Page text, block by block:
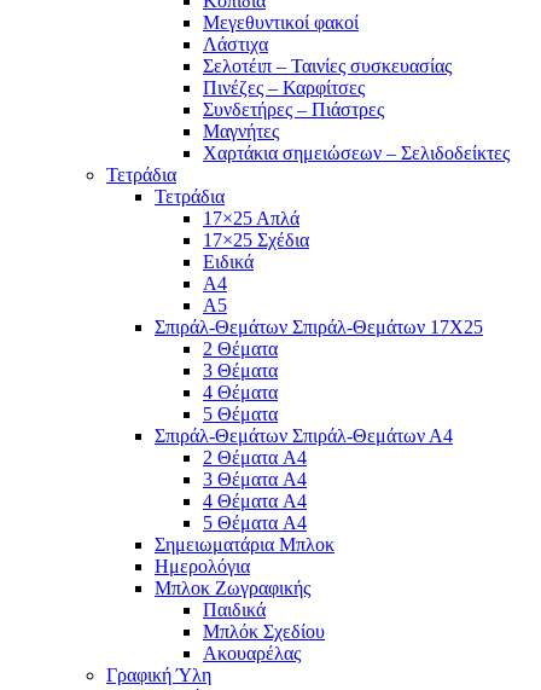
Μεγεθυντικοί φακοί
Λάστιχα
Σελοτέιπ – Ταινίες συσκευασίας
Πινέζες – Καρφίτσες
Συνδετήρες – Πιάστρες
Μαγνήτες
Χαρτάκια σημειώσεων – Σελιδοδείκτες
Τετράδια
Τετράδια
17×25 Απλά
17×25 Σχέδια
Ειδικά
Α4
Α5
Σπιράλ-Θεμάτων Σπιράλ-Θεμάτων 17Χ25
2 Θέματα
3 Θέματα
4 Θέματα
5 Θέματα
Σπιράλ-Θεμάτων Σπιράλ-Θεμάτων Α4
2 Θέματα A4
3 Θέματα A4
4 Θέματα A4
5 Θέματα A4
Σημειωματάρια Μπλοκ
Ημερολόγια
Μπλοκ Ζωγραφικής
Παιδικά
Μπλόκ Σχεδίου
Ακουαρέλας
Γραφική Ύλη